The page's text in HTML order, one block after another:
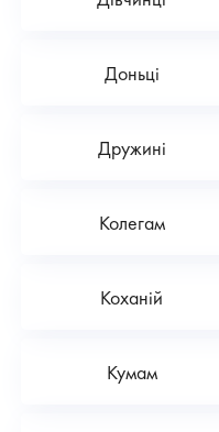
Доньці
Дружині
Колегам
Коханій
Кумам